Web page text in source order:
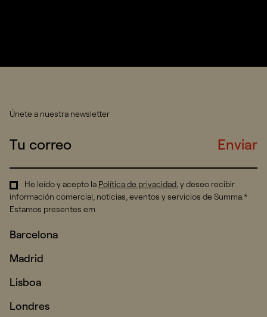
Únete a nuestra newsletter
Enviar
He leído y acepto la Política de privacidad. y deseo recibir
información comercial, noticias, eventos y servicios de Summa.*
Estamos presentes em
Barcelona
Madrid
Lisboa
Londres